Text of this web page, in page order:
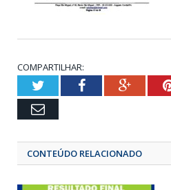
COMPARTILHAR:
TwitterFacebook
Email
CONTEÚDO RELACIONADO